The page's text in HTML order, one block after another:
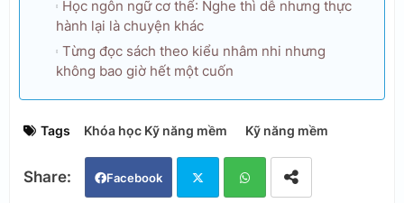
Học ngôn ngữ cơ thể: Nghe thì dễ nhưng thực
hành lại là chuyện khác
Từng đọc sách theo kiểu nhâm nhi nhưng
không bao giờ hết một cuốn
Tags Khóa học Kỹ năng mềm Kỹ năng mềm
Facebook